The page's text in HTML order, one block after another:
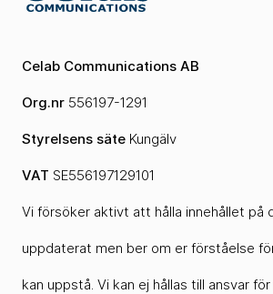
Celab Communications AB
Org.nr 556197-1291
Styrelsens säte Kungälv
VAT SE556197129101
Vi försöker aktivt att hålla innehållet på
uppdaterat men ber om er förståelse
kan uppstå. Vi kan ej hållas till ansvar för